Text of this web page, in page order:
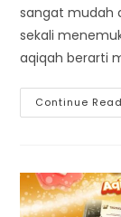
sangat mudah
sekali
aqiqah berarti
Continue